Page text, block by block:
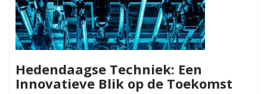
Hedendaagse Techniek: Een
Innovatieve Blik op de Toekomst